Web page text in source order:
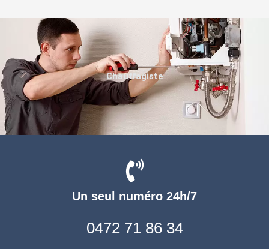
Un seul numéro 24h/7
0472 71 86 34
Chauffagiste